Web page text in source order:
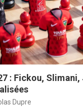
: Fickou, Slimani,
Dupre